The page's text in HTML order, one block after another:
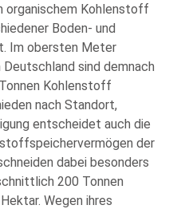
organischem Kohlenstoff
Boden- und
Im obersten Meter
sind demnach
Kohlenstoff
nach Standort,
entscheidet auch die
der
dabei besonders
200 Tonnen
Wegen ihres